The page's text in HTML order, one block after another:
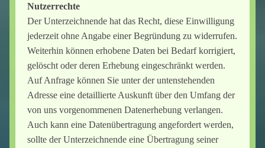
Nutzerrechte
Der Unterzeichnende hat das Recht, diese Einwilligung
jederzeit ohne Angabe einer Begründung zu widerrufen.
Weiterhin können erhobene Daten bei Bedarf korrigiert,
gelöscht oder deren Erhebung eingeschränkt werden.
Auf Anfrage können Sie unter der untenstehenden
Adresse eine detaillierte Auskunft über den Umfang der
von uns vorgenommenen Datenerhebung verlangen.
Auch kann eine Datenübertragung angefordert werden,
sollte der Unterzeichnende eine Übertragung seiner